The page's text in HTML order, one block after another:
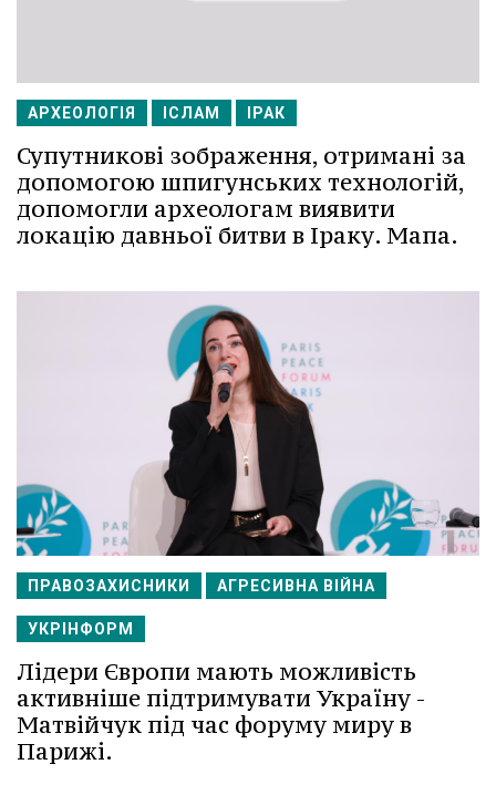
АРХЕОЛОГІЯ ІСЛАМ ІРАК
Супутникові зображення, отримані за
допомогою шпигунських технологій,
допомогли археологам виявити
локацію давньої битви в Іраку. Мапа.
ПРАВОЗАХИСНИКИ АГРЕСИВНА ВІЙНА
УКРІНФОРМ
Лідери Європи мають можливість
активніше підтримувати Україну -
Матвійчук під час форуму миру в
Парижі.